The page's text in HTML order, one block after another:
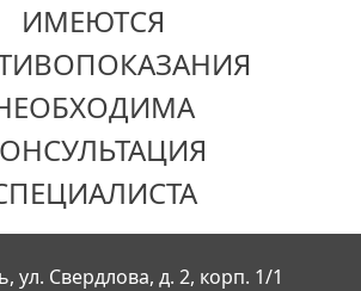
ИМЕЮТСЯ
ул. Свердлова, д. 2, корп. 1/1